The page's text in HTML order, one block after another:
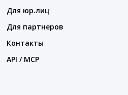
Для юр.лиц
Для партнеров
Контакты
API / MCP